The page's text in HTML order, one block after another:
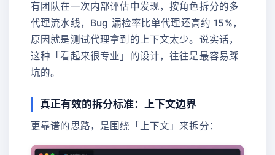
有团队在一次内部评估中发现，按角色拆分的多
代理流水线，Bug 漏检率比单代理还高约 15%，
原因就是测试代理拿到的上下文太少。说实话，
这种「看起来很专业」的设计，往往是最容易踩
坑的。
真正有效的拆分标准：上下文边界
更靠谱的思路，是围绕「上下文」来拆分：